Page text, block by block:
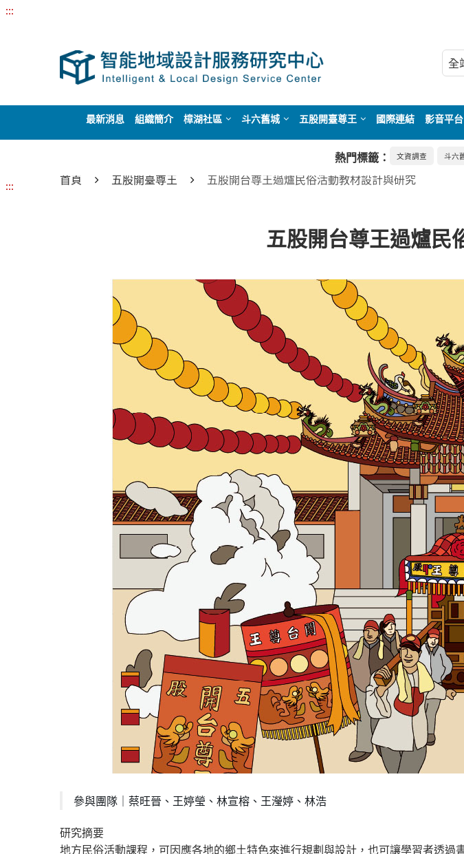
:::
最新消息 組織簡介 樟湖社區 斗六舊城 五股開臺尊王 國際連結 影音平台
熱門標籤： 文資調查 斗六
::: 首頁 五股開臺尊王 五股開台尊王過爐民俗活動教材設計與研究
五股開台尊王過爐民
參與團隊｜蔡旺晉、王婷瑩、林宣榕、王瀅婷、林浩
研究摘要
地方民俗活動課程，可因應各地的鄉土特色來進行規劃與設計，也可讓學習者透